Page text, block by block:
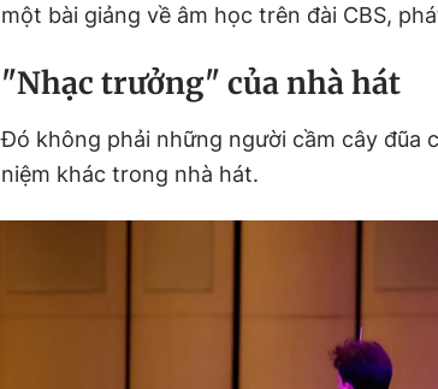
một bài giảng về âm học trên đài CBS,
"Nhạc trưởng" của nhà hát
Đó không phải những người cầm cây đũa
niệm khác trong nhà hát.